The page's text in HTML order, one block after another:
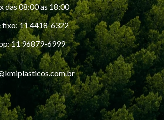
das 08:00 as 18:00
fixo: 11 4418-6322
11 96879-6999